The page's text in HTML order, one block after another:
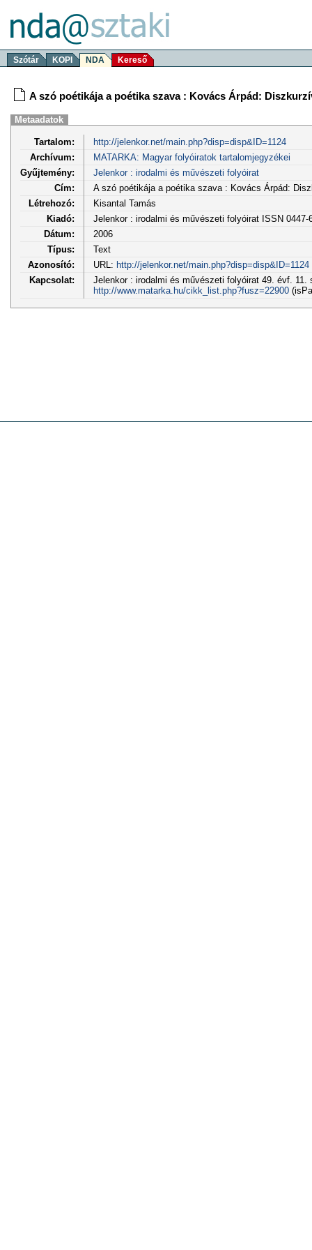
Szótár KOPI NDA Kereső
A szó poétikája a poétika szava : Kovács Árpád:
Metaadatok
Tartalom:
http://jelenkor.net/main.php?disp=disp&ID=1124
Archívum:
MATARKA: Magyar folyóiratok tartalomjegyzékei
Gyűjtemény:
Jelenkor : irodalmi és művészeti folyóirat
Cím:
A szó poétikája a poétika szava : Kovács Árpád:
Létrehozó:
Kisantal Tamás
Kiadó:
Jelenkor : irodalmi és művészeti folyóirat ISSN 0447-
Dátum:
2006
Típus:
Text
Azonosító:
URL: http://jelenkor.net/main.php?disp=disp&ID=1124
Kapcsolat:
Jelenkor : irodalmi és művészeti folyóirat 49. évf. 11.
http://www.matarka.hu/cikk_list.php?fusz=22900